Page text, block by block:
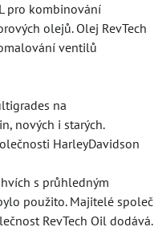
pro kombinování
olejů. Olej RevTech
ventilů
na
nových i starých.
HarleyDavidson
s průhledným
použito. Majitelé
RevTech Oil dodává.